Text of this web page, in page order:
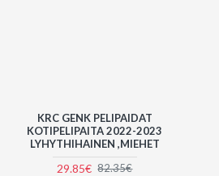
KRC GENK PELIPAIDAT
KOTIPELIPAITA 2022-2023
LYHYTHIHAINEN ,MIEHET
29.85€ 82.35€